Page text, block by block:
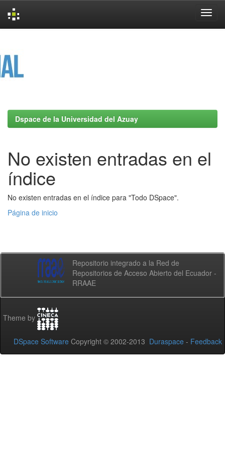
Dspace de la Universidad del Azuay
No existen entradas en el
índice
No existen entradas en el índice para "Todo DSpace".
Página de inicio
Repositorio integrado a la Red de
Repositorios de Acceso Abierto del Ecuador -
RRAAE
Theme by
DSpace Software Copyright © 2002-2013 Duraspace - Feedback